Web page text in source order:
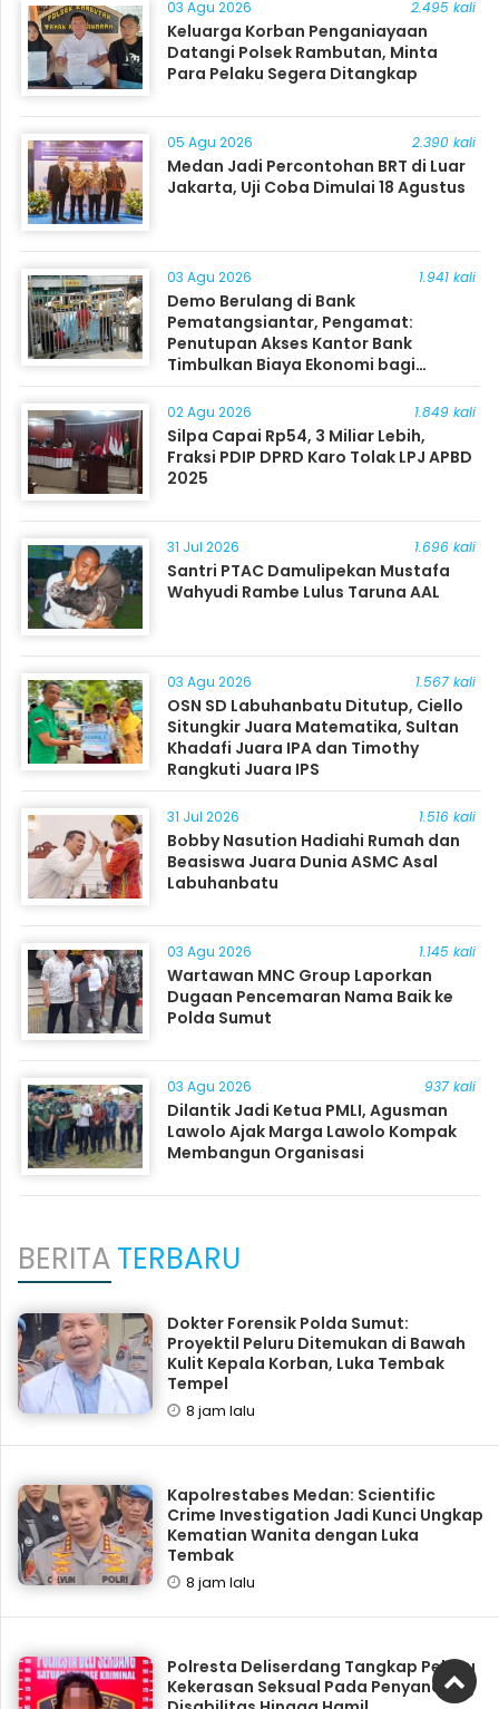
03 Agu 2026 2.495 kali
Keluarga Korban Penganiayaan
Datangi Polsek Rambutan, Minta
Para Pelaku Segera Ditangkap
05 Agu 2026 2.390 kali
Medan Jadi Percontohan BRT di Luar
Jakarta, Uji Coba Dimulai 18 Agustus
03 Agu 2026 1.941 kali
Demo Berulang di Bank
Pematangsiantar, Pengamat:
Penutupan Akses Kantor Bank
Timbulkan Biaya Ekonomi bagi
Masyarakat
02 Agu 2026 1.849 kali
Silpa Capai Rp54, 3 Miliar Lebih,
Fraksi PDIP DPRD Karo Tolak LPJ APBD
2025
31 Jul 2026 1.696 kali
Santri PTAC Damulipekan Mustafa
Wahyudi Rambe Lulus Taruna AAL
03 Agu 2026 1.567 kali
OSN SD Labuhanbatu Ditutup, Ciello
Situngkir Juara Matematika, Sultan
Khadafi Juara IPA dan Timothy
Rangkuti Juara IPS
31 Jul 2026 1.516 kali
Bobby Nasution Hadiahi Rumah dan
Beasiswa Juara Dunia ASMC Asal
Labuhanbatu
03 Agu 2026 1.145 kali
Wartawan MNC Group Laporkan
Dugaan Pencemaran Nama Baik ke
Polda Sumut
03 Agu 2026 937 kali
Dilantik Jadi Ketua PMLI, Agusman
Lawolo Ajak Marga Lawolo Kompak
Membangun Organisasi
BERITATERBARU
Dokter Forensik Polda Sumut:
Proyektil Peluru Ditemukan di Bawah
Kulit Kepala Korban, Luka Tembak
Tempel
8 jam lalu
Kapolrestabes Medan: Scientific
Crime Investigation Jadi Kunci Ungkap
Kematian Wanita dengan Luka
Tembak
8 jam lalu
Polresta Deliserdang Tangkap Pelaku
Kekerasan Seksual Pada Penyandang